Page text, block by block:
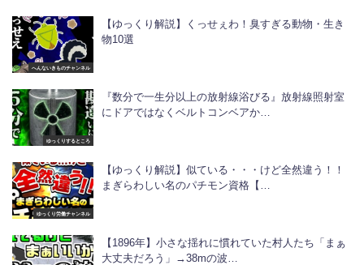
へんないきものチャンネル
【ゆっくり解説】くっせぇわ！臭すぎる動物・生き
物10選
ゆっくりするところ
『数分で一生分以上の放射線浴びる』放射線照射室
にドアではなくベルトコンベアか…
ゆっくり労働チャンネル
【ゆっくり解説】似ている・・・けど全然違う！！
まぎらわしい名のパチモン資格【…
【1896年】小さな揺れに慣れていた村人たち「まぁ
大丈夫だろう」→38mの波…